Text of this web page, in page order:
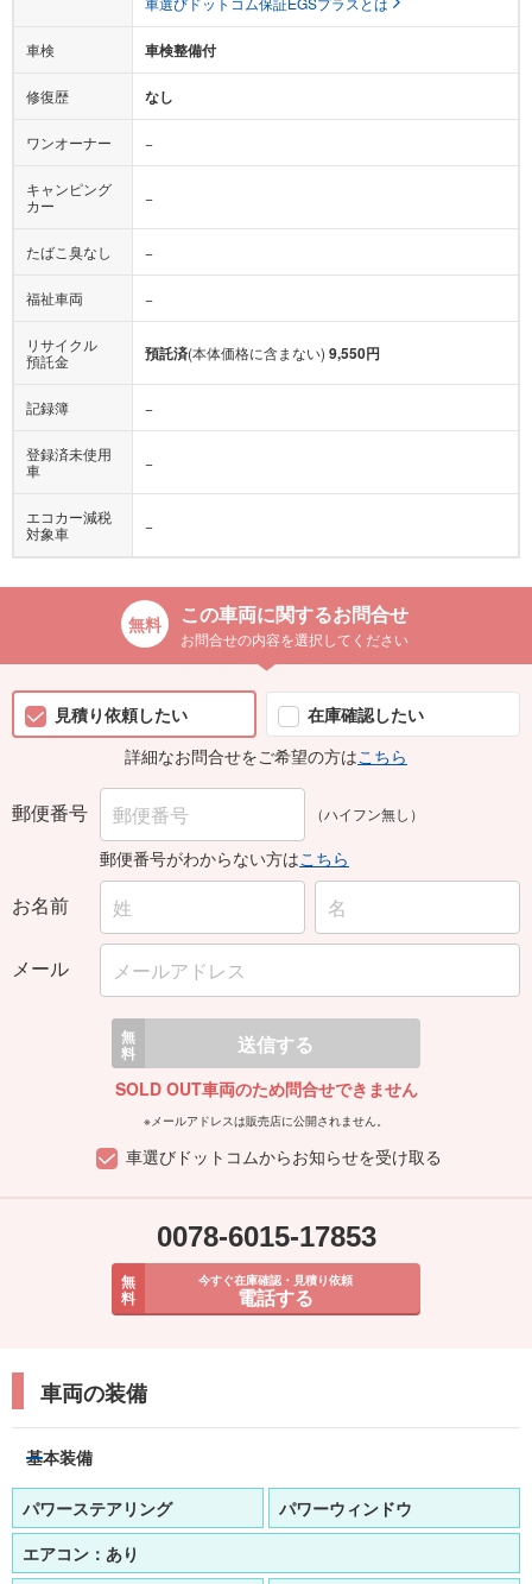
車検 車検整備付
修復歴 なし
ワンオーナー −
キャンピング
カー
−
たばこ臭なし −
福祉車両 −
リサイクル
預託金
預託済(本体価格に含まない) 9,550円
記録簿 −
登録済未使用
車
−
エコカー減税
対象車
−
この車両に関するお問合せ
お問合せの内容を選択してください
見積り依頼したい
在庫確認したい
詳細なお問合せをご希望の方はこちら
郵便番号 （ハイフン無し）
郵便番号がわからない方はこちら
お名前
メール
無
料 送信する
SOLD OUT車両のため問合せできません
※メールアドレスは販売店に公開されません。
車選びドットコムからお知らせを受け取る
0078-6015-17853
無
料
今すぐ在庫確認・見積り依頼
電話する
車両の装備
基本装備
パワーステアリング
パワーウィンドウ
エアコン： あり